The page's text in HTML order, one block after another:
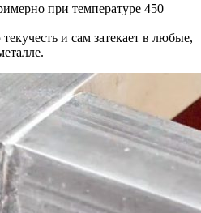
при температуре 450
и сам затекает в любые,